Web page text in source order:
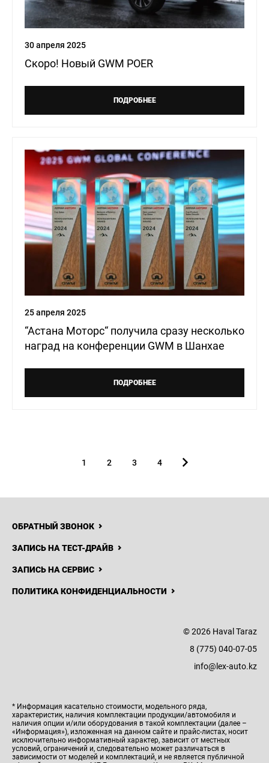
30 апреля 2025
Скоро! Новый GWM POER
ПОДРОБНЕЕ
25 апреля 2025
“Acтана Моторс“ получила сразу несколько
наград на конференции GWM в Шанхае
ПОДРОБНЕЕ
1 2 3 4
ОБРАТНЫЙ ЗВОНОК
ЗАПИСЬ НА ТЕСТ-ДРАЙВ
ЗАПИСЬ НА СЕРВИС
ПОЛИТИКА КОНФИДЕНЦИАЛЬНОСТИ
© 2026 Haval Taraz
8 (775) 040-07-05
info@lex-auto.kz
* Информация касательно стоимости, модельного ряда,
характеристик, наличия комплектации продукции/автомобиля и
наличия опции и/или оборудования в такой комплектации (далее –
«Информация»), изложенная на данном сайте и прайс-листах, носит
исключительно информативный характер, зависит от местных
условий, ограничений и, следовательно может различаться в
зависимости от моделей и комплектаций, и не является публичной